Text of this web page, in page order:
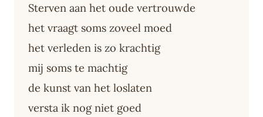
Sterven aan het oude vertrouwde
het vraagt soms zoveel moed
het verleden is zo krachtig
mij soms te machtig
de kunst van het loslaten
versta ik nog niet goed